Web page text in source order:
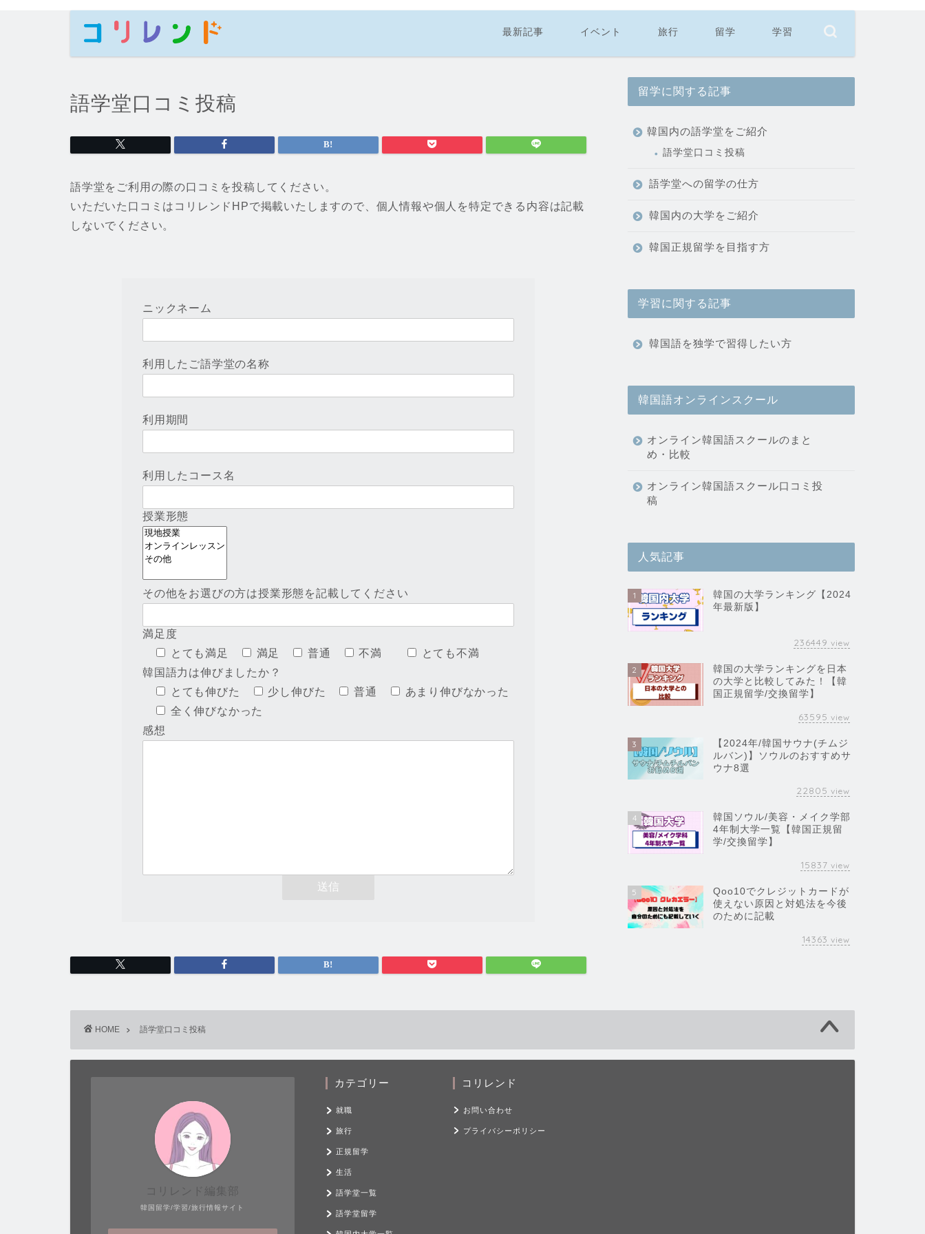
最新記事 イベント 旅行 留学 学習
語学堂口コミ投稿
語学堂をご利用の際の口コミを投稿してください。
いただいた口コミはコリレンドHPで掲載いたしますので、個人情報や個人を特定できる内容は記載
しないでください。
ニックネーム
利用したご語学堂の名称
利用期間
利用したコース名
授業形態
その他をお選びの方は授業形態を記載してください
満足度
とても満足
満足 普通 不満
とても不満
韓国語力は伸びましたか？
とても伸びた
少し伸びた 普通
あまり伸びなかった
全く伸びなかった
感想
留学に関する記事
韓国内の語学堂をご紹介
語学堂口コミ投稿
語学堂への留学の仕方
韓国内の大学をご紹介
韓国正規留学を目指す方
学習に関する記事
韓国語を独学で習得したい方
韓国語オンラインスクール
オンライン韓国語スクールのまと
め・比較
オンライン韓国語スクール口コミ投
稿
人気記事
1
韓国の大学ランキング【2024
年最新版】
236449 view
2
韓国の大学ランキングを日本
の大学と比較してみた！【韓
国正規留学/交換留学】
63595 view
3
【2024年/韓国サウナ(チムジ
ルバン)】ソウルのおすすめサ
ウナ8選
22805 view
4
韓国ソウル/美容・メイク学部
4年制大学一覧【韓国正規留
学/交換留学】
15837 view
5
Qoo10でクレジットカードが
使えない原因と対処法を今後
のために記載
14363 view
HOME 語学堂口コミ投稿
韓国留学/学習/旅行情報サイト
コリレンド編集部
カテゴリー
就職
旅行
正規留学
生活
語学堂一覧
語学堂留学
コリレンド
お問い合わせ
プライバシーポリシー